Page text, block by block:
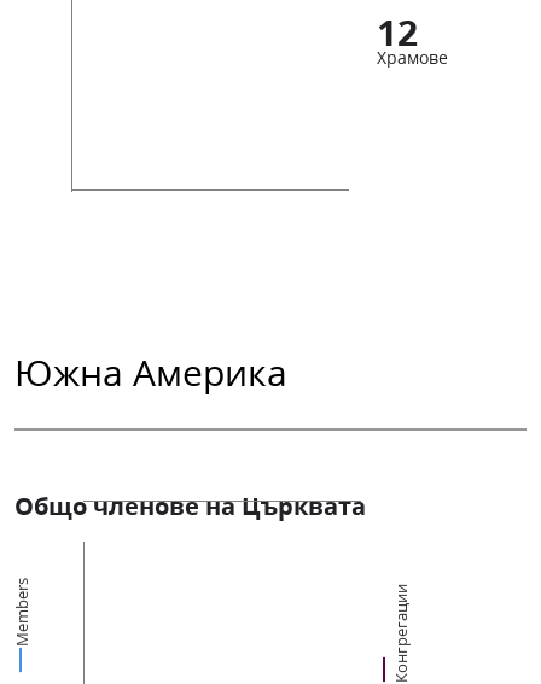
12
Храмове
Южна Америка
Общо членове на Църквата
Members Конгрегации